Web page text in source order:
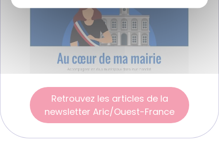
Retrouvez les articles de la
newsletter Aric/Ouest-France